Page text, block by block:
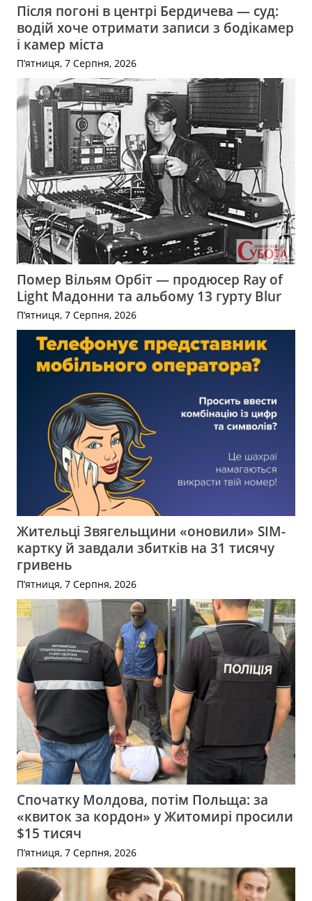
Після погоні в центрі Бердичева — суд:
водій хоче отримати записи з бодікамер
і камер міста
П’ятниця, 7 Серпня, 2026
Помер Вільям Орбіт — продюсер Ray of
Light Мадонни та альбому 13 гурту Blur
П’ятниця, 7 Серпня, 2026
Жительці Звягельщини «оновили» SIM-
картку й завдали збитків на 31 тисячу
гривень
П’ятниця, 7 Серпня, 2026
Спочатку Молдова, потім Польща: за
«квиток за кордон» у Житомирі просили
$15 тисяч
П’ятниця, 7 Серпня, 2026